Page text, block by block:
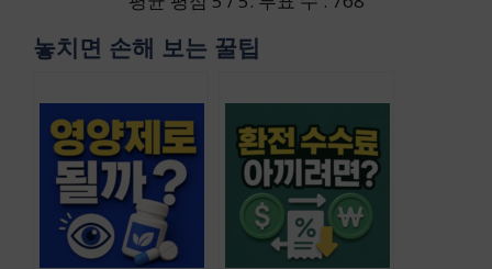
놓치면 손해 보는 꿀팁